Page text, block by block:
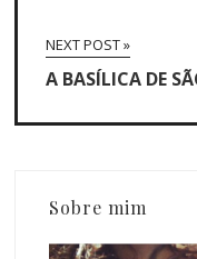
NEXT POST »
A BASÍLICA DE
Sobre mim